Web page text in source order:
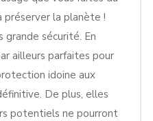
préserver la planète !
sécurité. En
ailleurs parfaites pour
idoine aux
De plus, elles
potentiels ne pourront